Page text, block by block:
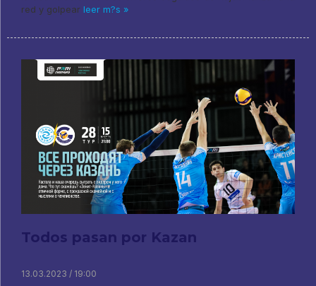
red y golpear leer m?s »
Todos pasan por Kazan
13.03.2023 / 19:00